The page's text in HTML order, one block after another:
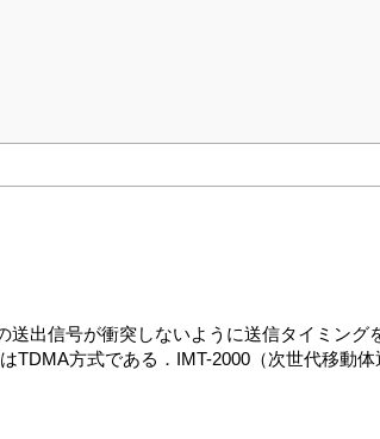
出信号が衝突しないように送信タイミング
方式である．IMT-2000（次世代移動